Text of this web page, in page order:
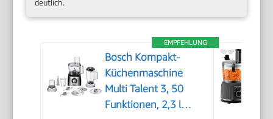
EMPFEHLUNG
Bosch Kompakt-
Küchenmaschine
Multi Talent 3, 50
Funktionen, 2,3 l